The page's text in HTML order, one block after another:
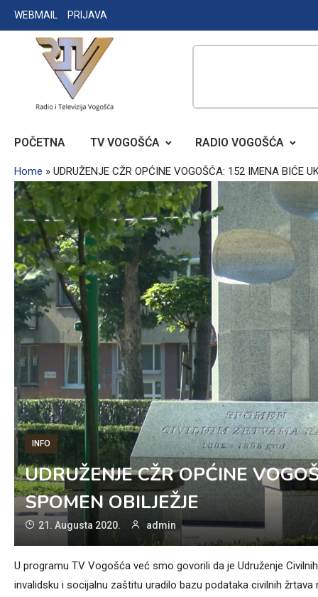
Skip
to
WEBMAIL PRIJAVA
RADIO TELEVIZIJA VOGOŠĆA
POČETNA TV VOGOŠĆA RADIO VOGOŠĆA
Home » UDRUŽENJE CŽR OPĆINE VOGOŠĆA: 152 IMENA BIĆE
INFO
UDRUŽENJE CŽR OPĆINE
SPOMEN OBILJEŽJE
21. Augusta 2020. admin
U programu TV Vogošća već smo govorili da je Udruženje
invalidsku i socijalnu zaštitu uradilo bazu podataka civilnih